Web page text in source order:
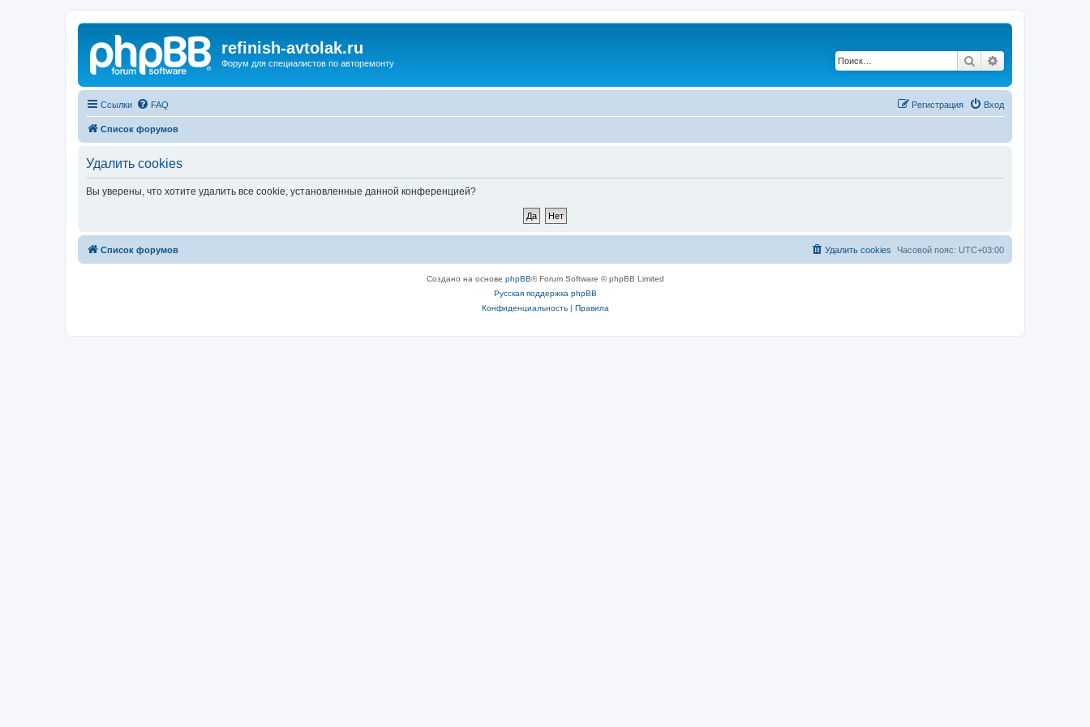
refinish-avtolak.ru
Форум для специалистов по авторемонту Поиск
Ссылки FAQ Вход
Регистрация
Список форумов
Удалить cookies
Вы уверены, что хотите удалить все cookie, установленные данной конференцией?
Список форумов Часовой пояс: UTC+03:00
Удалить cookies
Создано на основе phpBB® Forum Software © phpBB Limited
Русская поддержка phpBB
Конфиденциальность| Правила